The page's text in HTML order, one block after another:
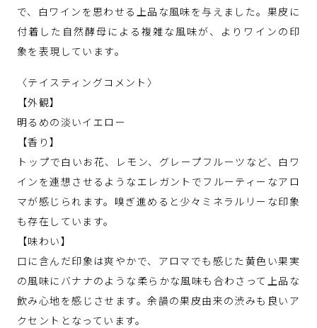
で、白ワインを思わせる上品な風味を与えました。果皮に
付着した自然酵母による複雑な風味が、よりワインの印
象を表現しています。
〈テイスティングコメント〉
【外観】
明るめの淡いイエロー
【香り】
トップで白いお花、レモン、グレープフルーツなど、白ワ
インを連想させるようなエレガントでフルーティーなアロ
マが感じられます。嗅ぎ進めると少々ミネラルリーな印象
も存在しています。
【味わい】
口に含んだ印象は爽やかで、アロマでも感じた黄色い果実
の風味にバナナのような柔らかな風味も合わさって上品な
飲み心地を感じさせます。余韻の果皮由来の渋みも良いア
クセントとなっています。